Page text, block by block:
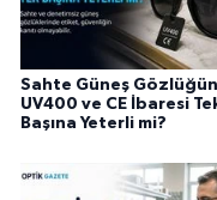
Sahte Güneş
UV400 ve CE İbaresi
Başına Yeterli mi?